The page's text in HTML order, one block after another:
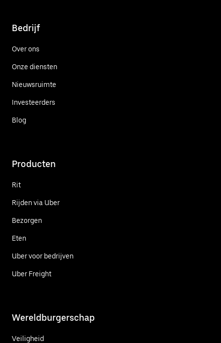
Bedrijf
Over ons
Onze diensten
Nieuwsruimte
Investeerders
Blog
Producten
Rit
Rijden via Uber
Bezorgen
Eten
Uber voor bedrijven
Uber Freight
Wereldburgerschap
Veiligheid